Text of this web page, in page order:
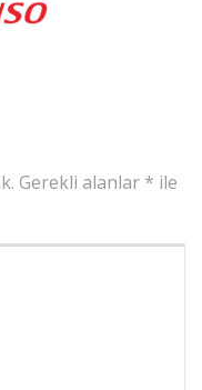
Gerekli alanlar * ile